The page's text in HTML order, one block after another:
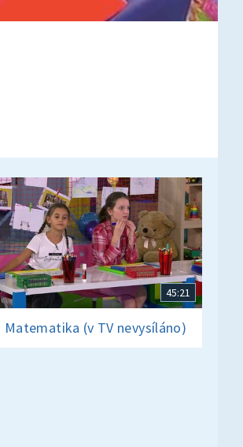
45:21
Matematika (v TV nevysíláno)